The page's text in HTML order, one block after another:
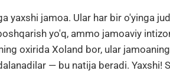
yaxshi jamoa. Ular har bir o'yinga
yo'q, ammo jamoaviy
oxirida Xoland bor, ular
— bu natija beradi. Yaxshi!